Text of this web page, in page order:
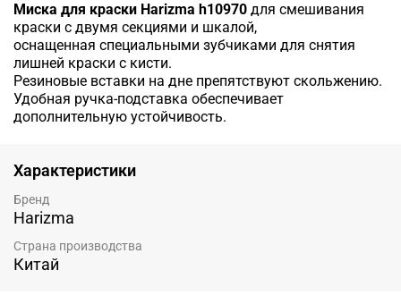
Миска для краски Harizma h10970 для смешивания
краски с двумя секциями и шкалой,
оснащенная специальными зубчиками для снятия
лишней краски с кисти.
Резиновые вставки на дне препятствуют скольжению.
Удобная ручка-подставка обеспечивает
дополнительную устойчивость.
Характеристики
Бренд
Harizma
Страна производства
Китай